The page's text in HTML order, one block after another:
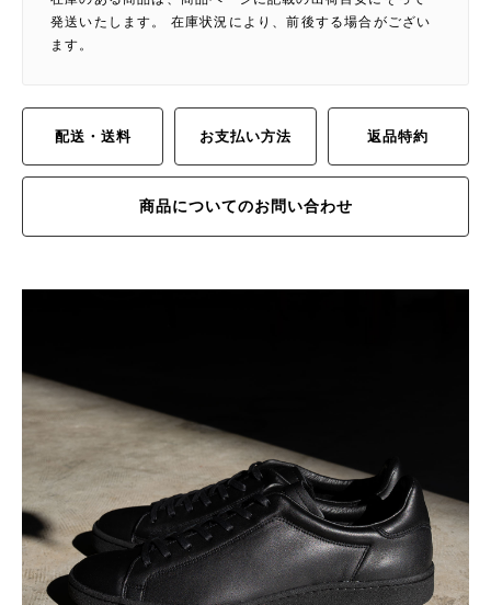
発送いたします。 在庫状況により、前後する場合がござい
ます。
配送・送料 お支払い方法 返品特約
商品についてのお問い合わせ